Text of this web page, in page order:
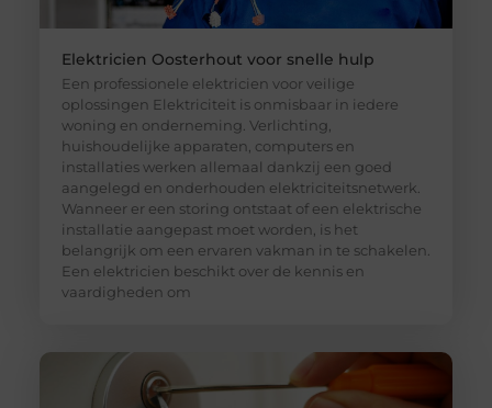
Elektricien Oosterhout voor snelle hulp
Een professionele elektricien voor veilige
oplossingen Elektriciteit is onmisbaar in iedere
woning en onderneming. Verlichting,
huishoudelijke apparaten, computers en
installaties werken allemaal dankzij een goed
aangelegd en onderhouden elektriciteitsnetwerk.
Wanneer er een storing ontstaat of een elektrische
installatie aangepast moet worden, is het
belangrijk om een ervaren vakman in te schakelen.
Een elektricien beschikt over de kennis en
vaardigheden om